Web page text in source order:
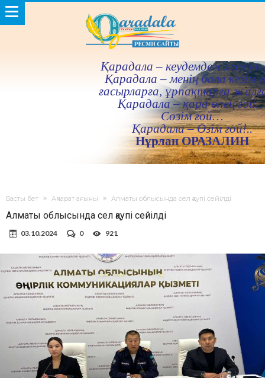
Қарадала – кеудемдегi жез үн
Қарадала – менiң бала кезiм
ғасырларға, ұрпақтарға
Қарадала – қара өлең
Сөзiм ғой…
Қарадала – Өзiм ғой!..
Нұрлан ОРАЗАЛИН
Басты бет Ақпарат ағыны Алматы облысында сел қаупі сейілді
Алматы облысында сел қаупі сейілді
03.10.2024 0 921